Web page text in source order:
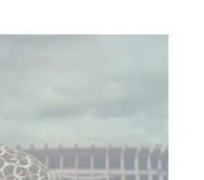
sur Netflix